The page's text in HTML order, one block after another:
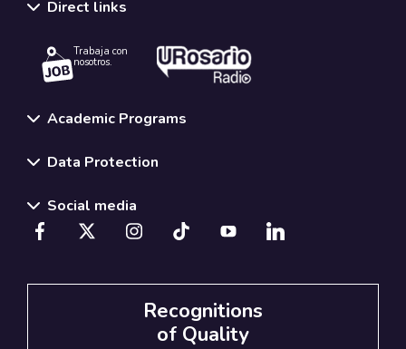
Direct links
Trabaja con
nosotros.
Academic Programs
Data Protection
Social media
Recognitions
of Quality